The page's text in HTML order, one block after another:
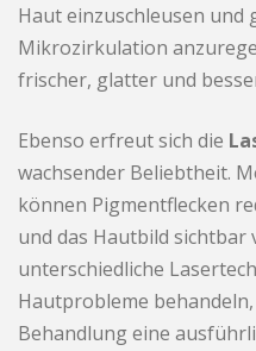
Haut einzuschleusen und
Mikrozirkulation
frischer, glatter und
Ebenso erfreut sich die
wachsender Beliebtheit.
können Pigmentflecken
und das Hautbild sichtbar
unterschiedliche
Hautprobleme
Behandlung eine